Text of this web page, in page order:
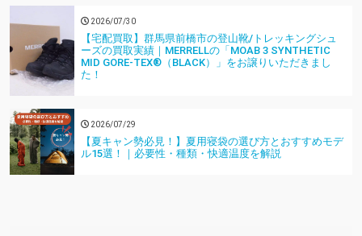
2026/07/30
【宅配買取】群馬県前橋市の登山靴/トレッキングシュ
ーズの買取実績｜MERRELLの「MOAB 3 SYNTHETIC
MID GORE-TEX®（BLACK）」をお譲りいただきまし
た！
2026/07/29
【夏キャン勢必見！】夏用寝袋の選び方とおすすめモデ
ル15選！｜必要性・種類・快適温度を解説